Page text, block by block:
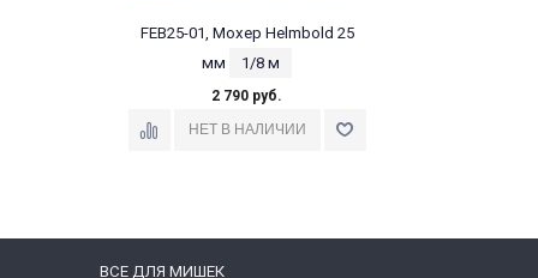
FEB25-01, Мохер Helmbold 25
мм
1/8 м
2 790 руб.
ВСЕ ДЛЯ МИШЕК